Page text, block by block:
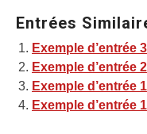
Entrées
Exemple d’entrée
Exemple d’entrée
Exemple d’entrée
Exemple d’entrée